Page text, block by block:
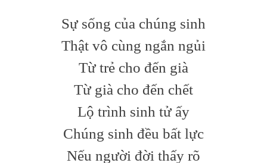
Sự sống của chúng sinh
Thật vô cùng ngắn ngủi
Từ trẻ cho đến già
Từ già cho đến chết
Lộ trình sinh tử ấy
Chúng sinh đều bất lực
Nếu người đời thấy rõ